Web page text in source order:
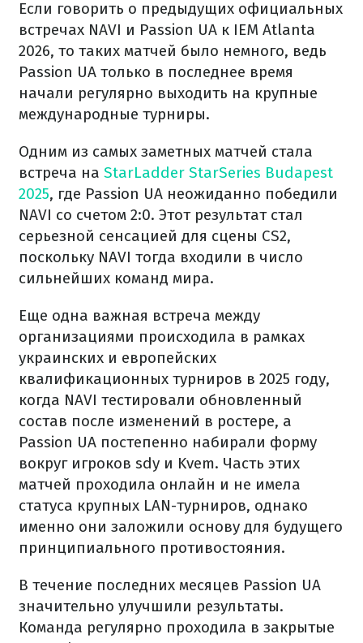
Если говорить о предыдущих официальных
встречах NAVI и Passion UA к IEM Atlanta
2026, то таких матчей было немного, ведь
Passion UA только в последнее время
начали регулярно выходить на крупные
международные турниры.
Одним из самых заметных матчей стала
встреча на StarLadder StarSeries Budapest
2025, где Passion UA неожиданно победили
NAVI со счетом 2:0. Этот результат стал
серьезной сенсацией для сцены CS2,
поскольку NAVI тогда входили в число
сильнейших команд мира.
Еще одна важная встреча между
организациями происходила в рамках
украинских и европейских
квалификационных турниров в 2025 году,
когда NAVI тестировали обновленный
состав после изменений в ростере, а
Passion UA постепенно набирали форму
вокруг игроков sdy и Kvem. Часть этих
матчей проходила онлайн и не имела
статуса крупных LAN-турниров, однако
именно они заложили основу для будущего
принципиального противостояния.
В течение последних месяцев Passion UA
значительно улучшили результаты.
Команда регулярно проходила в закрытые